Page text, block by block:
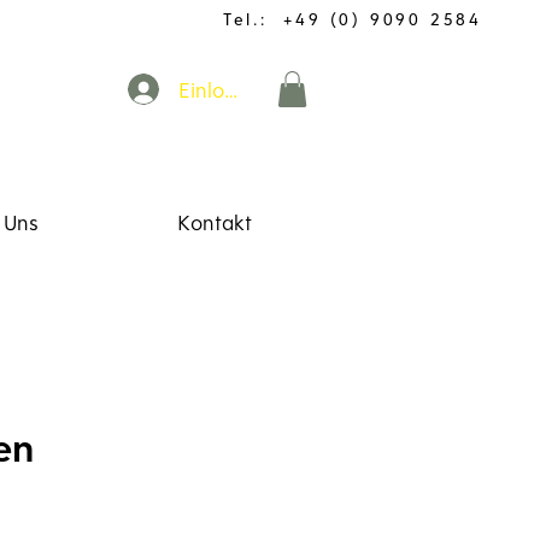
Tel.: +49 (0) 9090 2584
Einloggen
Kontakt